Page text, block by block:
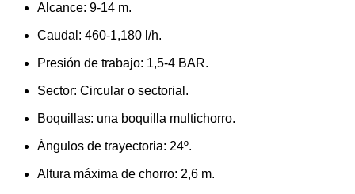
Alcance: 9-14 m.
Caudal: 460-1,180 l/h.
Presión de trabajo: 1,5-4 BAR.
Sector: Circular o sectorial.
Boquillas: una boquilla multichorro.
Ángulos de trayectoria: 24º.
Altura máxima de chorro: 2,6 m.